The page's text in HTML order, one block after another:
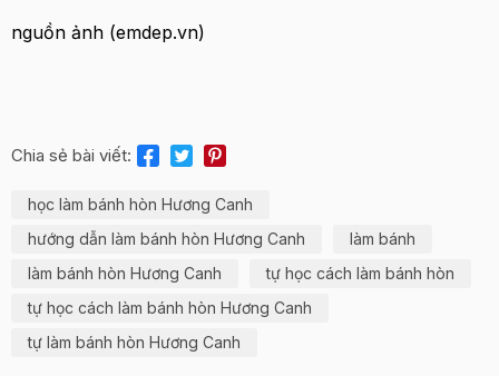
nguồn ảnh (emdep.vn)
Chia sẻ bài viết:
học làm bánh hòn Hương Canh
hướng dẫn làm bánh hòn Hương Canh
làm bánh
làm bánh hòn Hương Canh
tự học cách làm bánh hòn
tự học cách làm bánh hòn Hương Canh
tự làm bánh hòn Hương Canh